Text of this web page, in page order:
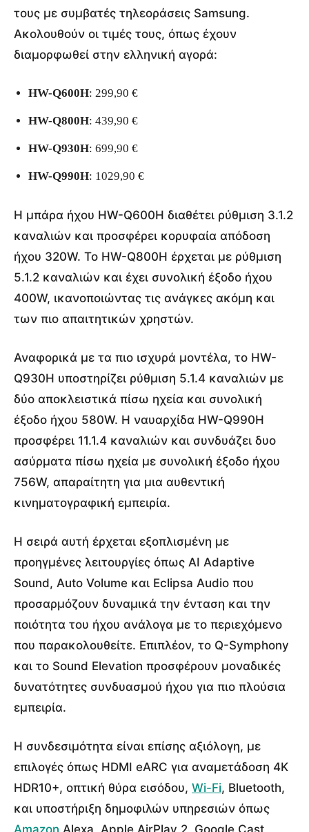
τους με συμβατές τηλεοράσεις Samsung.
Ακολουθούν οι τιμές τους, όπως έχουν
διαμορφωθεί στην ελληνική αγορά:
HW-Q600H: 299,90 €
HW-Q800H: 439,90 €
HW-Q930H: 699,90 €
HW-Q990H: 1029,90 €
Η μπάρα ήχου HW-Q600H διαθέτει ρύθμιση 3.1.2
καναλιών και προσφέρει κορυφαία απόδοση
ήχου 320W. Το HW-Q800H έρχεται με ρύθμιση
5.1.2 καναλιών και έχει συνολική έξοδο ήχου
400W, ικανοποιώντας τις ανάγκες ακόμη και
των πιο απαιτητικών χρηστών.
Αναφορικά με τα πιο ισχυρά μοντέλα, το HW-
Q930H υποστηρίζει ρύθμιση 5.1.4 καναλιών με
δύο αποκλειστικά πίσω ηχεία και συνολική
έξοδο ήχου 580W. Η ναυαρχίδα HW-Q990H
προσφέρει 11.1.4 καναλιών και συνδυάζει δυο
ασύρματα πίσω ηχεία με συνολική έξοδο ήχου
756W, απαραίτητη για μια αυθεντική
κινηματογραφική εμπειρία.
Η σειρά αυτή έρχεται εξοπλισμένη με
προηγμένες λειτουργίες όπως AI Adaptive
Sound, Auto Volume και Eclipsa Audio που
προσαρμόζουν δυναμικά την ένταση και την
ποιότητα του ήχου ανάλογα με το περιεχόμενο
που παρακολουθείτε. Επιπλέον, το Q-Symphony
και το Sound Elevation προσφέρουν μοναδικές
δυνατότητες συνδυασμού ήχου για πιο πλούσια
εμπειρία.
Η συνδεσιμότητα είναι επίσης αξιόλογη, με
επιλογές όπως HDMI eARC για αναμετάδοση 4K
HDR10+, οπτική θύρα εισόδου, Wi-Fi, Bluetooth,
και υποστήριξη δημοφιλών υπηρεσιών όπως
Amazon Alexa, Apple AirPlay 2, Google Cast,